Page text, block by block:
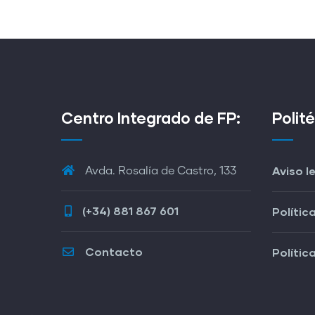
Centro Integrado de FP:
Avda. Rosalía de Castro, 133
(+34) 881 867 601
Contacto
Aviso